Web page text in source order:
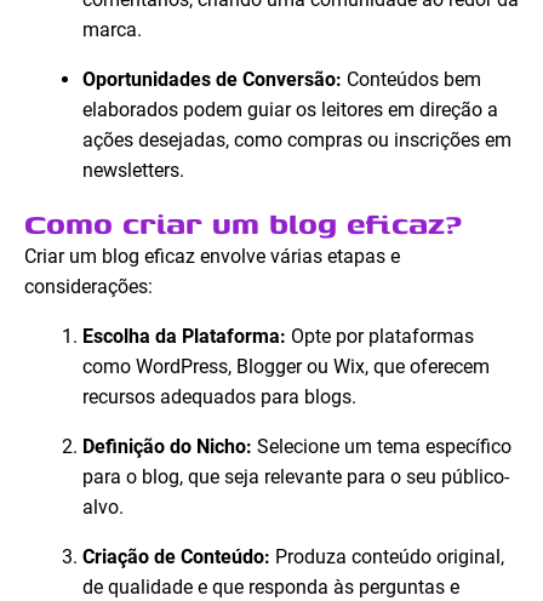
marca.
Oportunidades de Conversão: Conteúdos bem
elaborados podem guiar os leitores em direção a
ações desejadas, como compras ou inscrições em
newsletters.
Como criar um blog eficaz?
Criar um blog eficaz envolve várias etapas e
considerações:
Escolha da Plataforma: Opte por plataformas
como WordPress, Blogger ou Wix, que oferecem
recursos adequados para blogs.
Definição do Nicho: Selecione um tema específico
para o blog, que seja relevante para o seu público-
alvo.
Criação de Conteúdo: Produza conteúdo original,
de qualidade e que responda às perguntas e